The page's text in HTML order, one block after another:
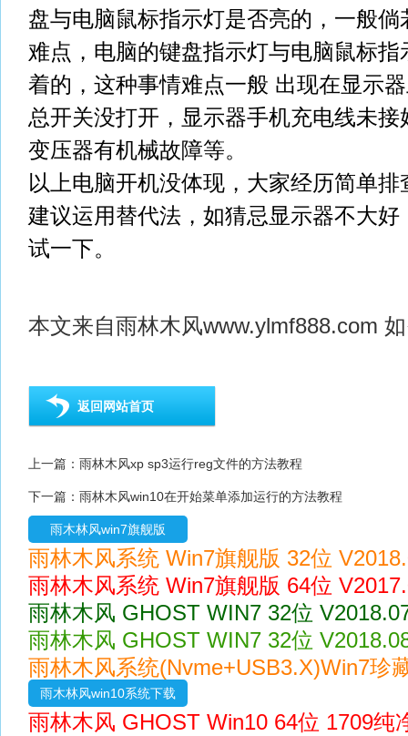
盘与电脑鼠标指示灯是否亮的，一般
难点，电脑的键盘指示灯与电脑鼠标
着的，这种事情难点一般 出现在显示
总开关没打开，显示器手机充电线未
变压器有机械故障等。
以上电脑开机没体现，大家经历简单
建议运用替代法，如猜忌显示器不大
试一下。
本文来自雨林木风www.ylmf888.com
返回网站首页
上一篇： 雨林木风xp sp3运行reg文件的方法教程
下一篇： 雨林木风win10在开始菜单添加运行的方法教程
雨木林风win7旗舰版
雨林木风系统 Win7旗舰版 32位
雨林木风系统 Win7旗舰版 64位
雨林木风 GHOST WIN7 32位
雨林木风 GHOST WIN7 32位
雨林木风系统(Nvme+USB3.X)Win7珍
雨木林风win10系统下载
雨林木风 GHOST Win10 64位 1709纯